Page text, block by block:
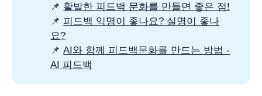
📌 활발한 피드백 문화를 만들면 좋은 점!
📌 피드백 익명이 좋나요? 실명이 좋나
요?
📌AI와 함께 피드백문화를 만드는 방법 -
AI 피드백